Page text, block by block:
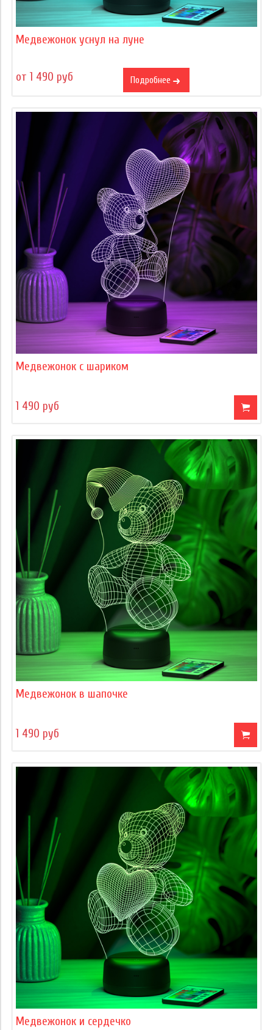
Медвежонок уснул на луне
от 1 490 руб Подробнее
Медвежонок с шариком
1 490 руб
Медвежонок в шапочке
1 490 руб
Медвежонок и сердечко